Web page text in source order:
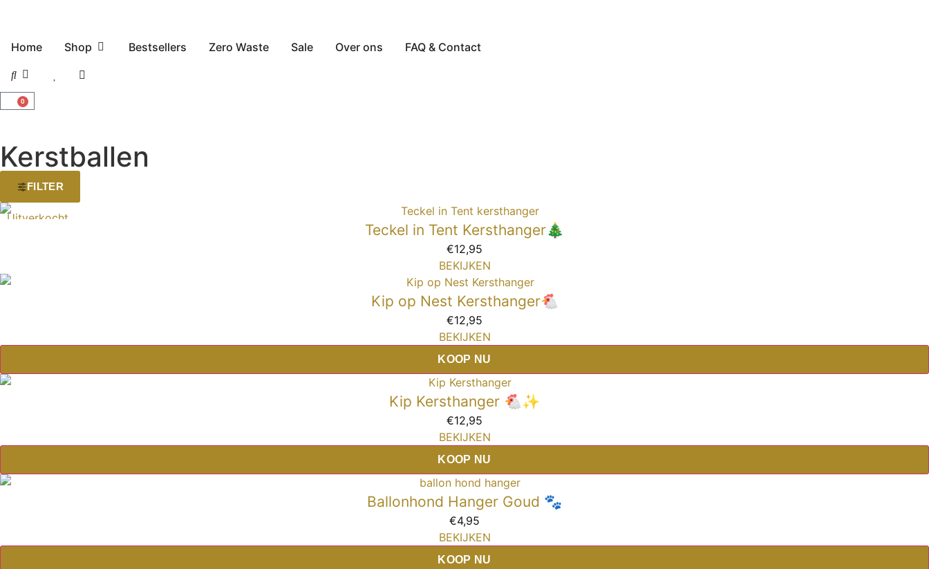
Home Shop Bestsellers Zero Waste Sale Over ons FAQ & Contact
0
Kerstballen
FILTER
Uitverkocht
Teckel in Tent Kersthanger🎄
€12,95
BEKIJKEN
Kip op Nest Kersthanger🐔
€12,95
BEKIJKEN
KOOP NU
Kip Kersthanger 🐔✨
€12,95
BEKIJKEN
KOOP NU
Ballonhond Hanger Goud 🐾
€4,95
BEKIJKEN
KOOP NU